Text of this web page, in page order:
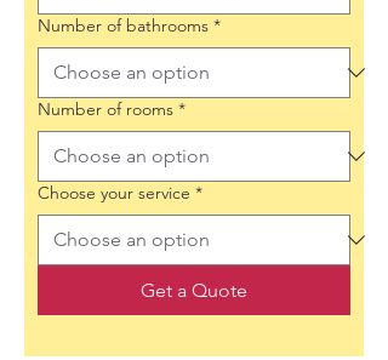
Number of bathrooms *
Number of rooms *
Choose your service *
Get a Quote